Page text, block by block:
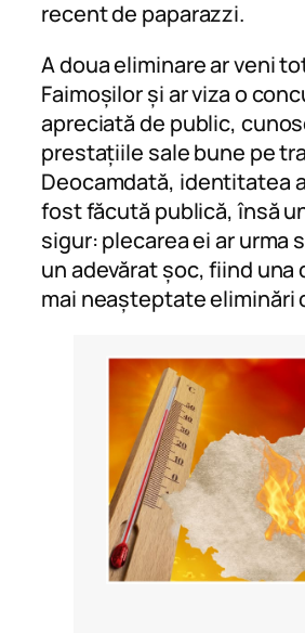
recent de paparazzi.
A doua eliminare ar veni
Faimoșilor și ar viza o
apreciată de public,
prestațiile sale bune pe
Deocamdată, identitatea
fost făcută publică, însă
sigur: plecarea ei ar urma
un adevărat șoc, fiind una
mai neașteptate eliminări